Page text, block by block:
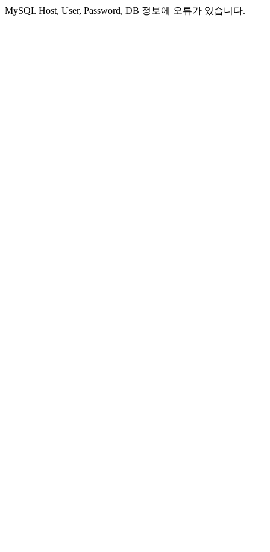
MySQL Host, User, Password, DB 정보에 오류가 있습니다.